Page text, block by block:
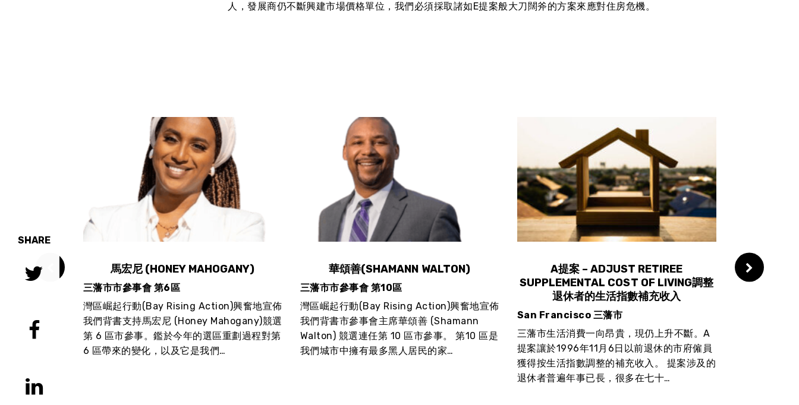
人，發展商仍不斷興建市場價格單位，我們必須採取諸如E提案般大刀闊斧的方案來應對住房危機。
SHARE
Mar)競選
績表明，他
馬宏尼 (HONEY MAHOGANY)
三藩市市參事會 第6區
灣區崛起行動(Bay Rising Action)興奮地宣佈
我們背書支持馬宏尼 (Honey Mahogany)競選
第 6 區市參事。鑑於今年的選區重劃過程對第
6 區帶來的變化，以及它是我們…
華頌善(SHAMANN WALTON)
三藩市市參事會 第10區
灣區崛起行動(Bay Rising Action)興奮地宣佈
我們背書市參事會主席華頌善 (Shamann
Walton) 競選連任第 10 區市參事。 第10 區是
我們城市中擁有最多黑人居民的家…
A提案 – ADJUST RETIREE
SUPPLEMENTAL COST OF LIVING調整
退休者的生活指數補充收入
San Francisco 三藩市
三藩市生活消費一向昂貴，現仍上升不斷。A
提案讓於1996年11月6日以前退休的市府僱員
獲得按生活指數調整的補充收入。 提案涉及的
退休者普遍年事已長，很多在七十…
C提案 –